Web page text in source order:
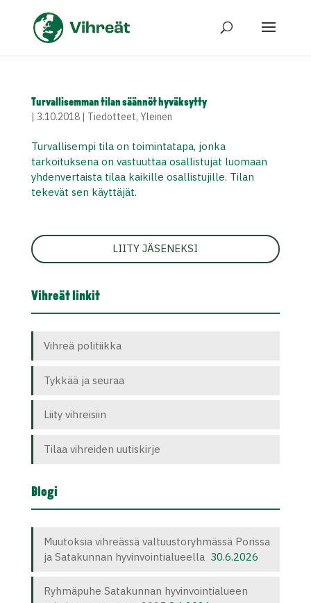
Turvallisemman tilan säännöt hyväksytty
| 3.10.2018| Tiedotteet, Yleinen
Turvallisempi tila on toimintatapa, jonka
tarkoituksena on vastuuttaa osallistujat luomaan
yhdenvertaista tilaa kaikille osallistujille. Tilan
tekevät sen käyttäjät.
LIITY JÄSENEKSI
Vihreät linkit
Vihreä politiikka
Tykkää ja seuraa
Liity vihreisiin
Tilaa vihreiden uutiskirje
Blogi
Muutoksia vihreässä valtuustoryhmässä Porissa
ja Satakunnan hyvinvointialueella 30.6.2026
Ryhmäpuhe Satakunnan hyvinvointialueen